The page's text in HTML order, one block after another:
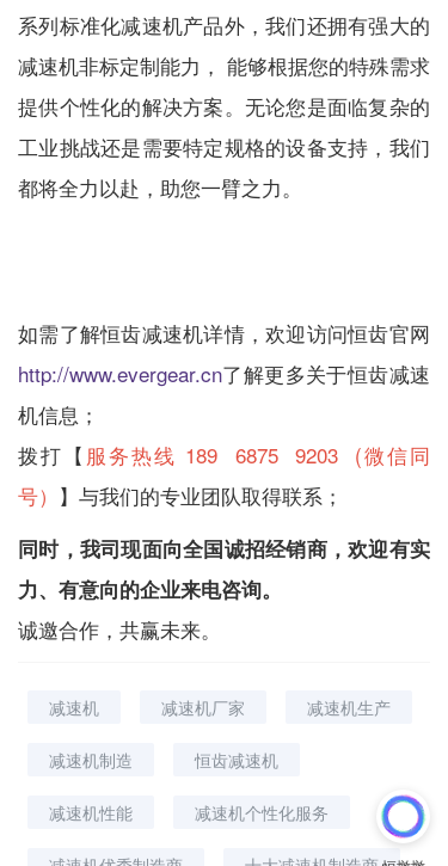
系列标准化减速机产品外，我们还拥有强大的
减速机非标定制能力， 能够根据您的特殊需求
提供个性化的解决方案。无论您是面临复杂的
工业挑战还是需要特定规格的设备支持，我们
都将全力以赴，助您一臂之力。
如需了解恒齿减速机详情，欢迎访问恒齿官网
http://www.evergear.cn了解更多关于恒齿减速
机信息；
拨打【 服务热线 189 6875 9203 (微信同
号） 】与我们的专业团队取得联系；
同时，我司现面向全国诚招经销商，欢迎有实
力、有意向的企业来电咨询。
诚邀合作，共赢未来。
减速机 减速机厂家 减速机生产
减速机制造 恒齿减速机
减速机性能 减速机个性化服务